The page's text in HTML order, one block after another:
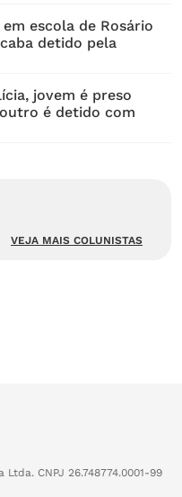
escola de Rosário
detido pela
jovem é preso
é detido com
VEJA MAIS COLUNISTAS
CNPJ 26.748774.0001-99